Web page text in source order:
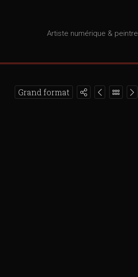
Artiste numérique & peintre
Grand format